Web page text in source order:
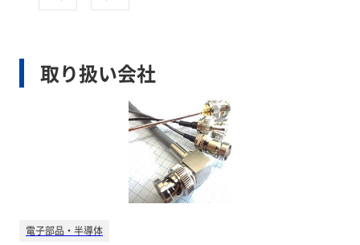
取り扱い会社
電子部品・半導体